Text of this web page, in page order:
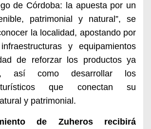
de Córdoba: la apuesta por un
patrimonial y natural”, se
la localidad, apostando por
y equipamientos
de reforzar los productos ya
así como desarrollar los
que conectan su
y patrimonial.
de Zuheros recibirá